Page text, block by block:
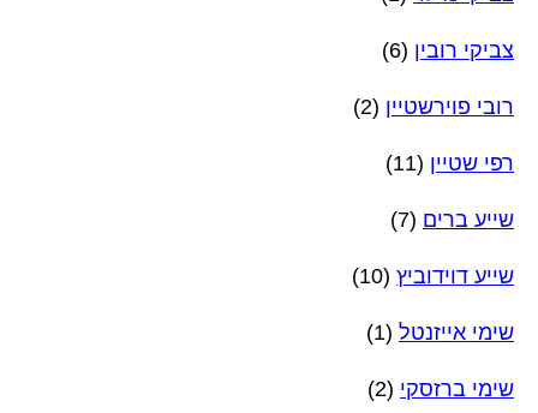
צביקי רובין (6)
רובי פוירשטיין (2)
רפי שטיין (11)
שייע ברים (7)
שייע דוידוביץ (10)
שימי אייזנטל (1)
שימי ברזסקי (2)